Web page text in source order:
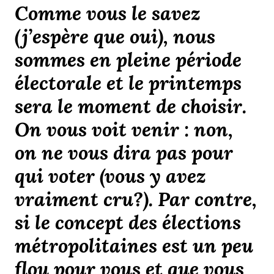
Comme vous le savez
(j’espère que oui), nous
sommes en pleine période
électorale et le printemps
sera le moment de choisir.
On vous voit venir : non,
on ne vous dira pas pour
qui voter (vous y avez
vraiment cru?). Par contre,
si le concept des élections
métropolitaines est un peu
flou pour vous et que vous